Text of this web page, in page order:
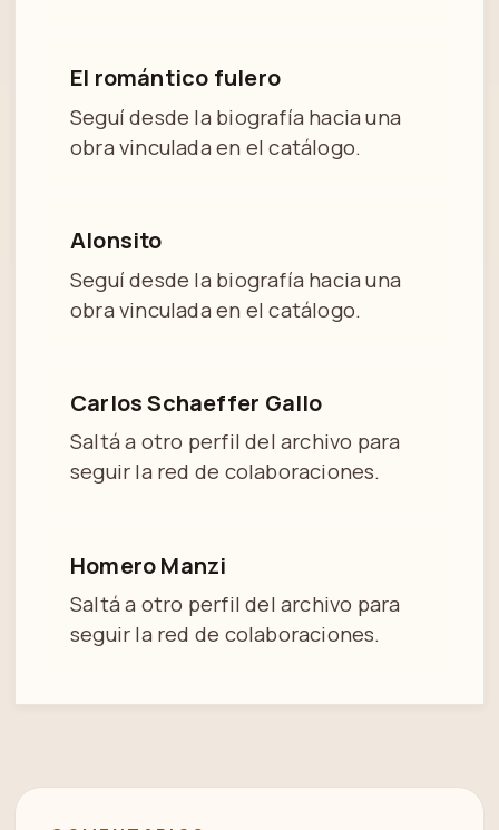
El romántico fulero
Seguí desde la biografía hacia una
obra vinculada en el catálogo.
Alonsito
Seguí desde la biografía hacia una
obra vinculada en el catálogo.
Carlos Schaeffer Gallo
Saltá a otro perfil del archivo para
seguir la red de colaboraciones.
Homero Manzi
Saltá a otro perfil del archivo para
seguir la red de colaboraciones.